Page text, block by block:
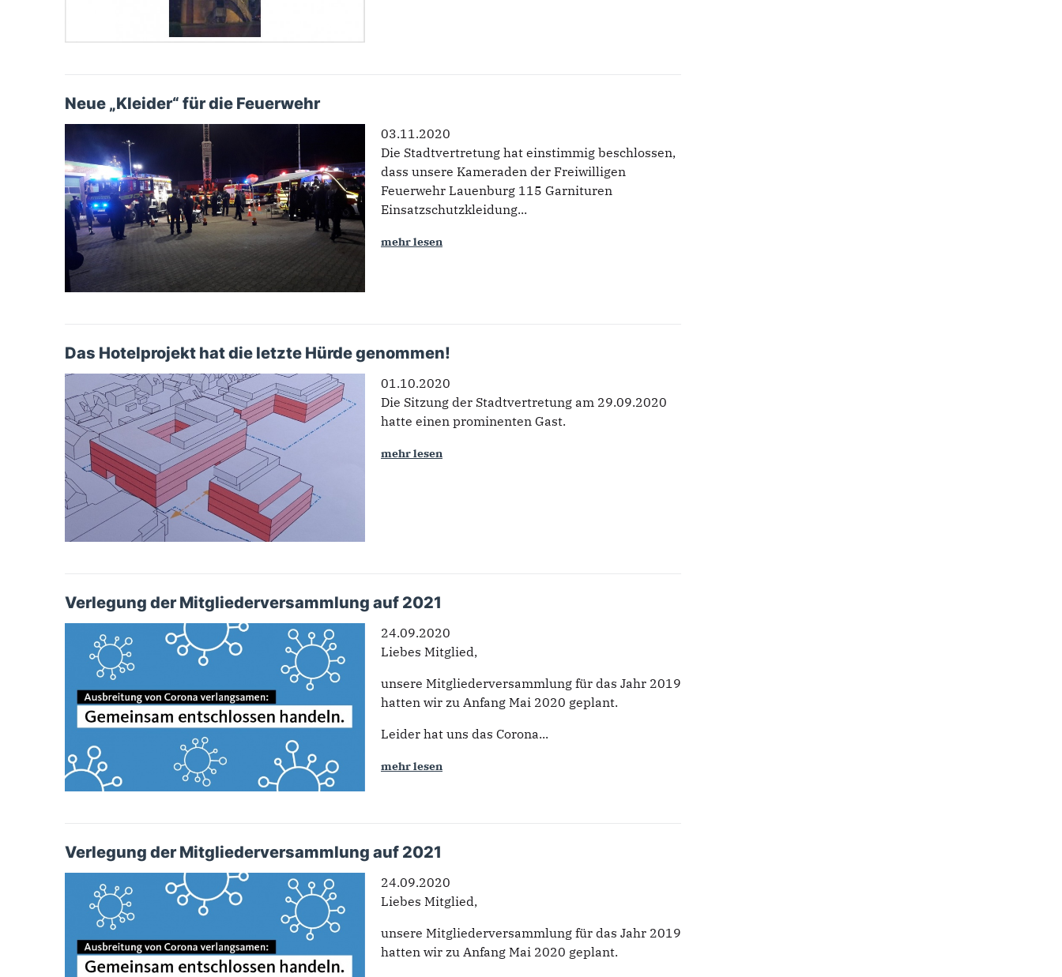
Neue „Kleider“ für die Feuerwehr
03.11.2020
Die Stadtvertretung hat einstimmig beschlossen,
dass unsere Kameraden der Freiwilligen
Feuerwehr Lauenburg 115 Garnituren
Einsatzschutzkleidung...
mehr lesen
Das Hotelprojekt hat die letzte Hürde genommen!
01.10.2020
Die Sitzung der Stadtvertretung am 29.09.2020
hatte einen prominenten Gast.
mehr lesen
Verlegung der Mitgliederversammlung auf 2021
24.09.2020
Liebes Mitglied,
unsere Mitgliederversammlung für das Jahr 2019
hatten wir zu Anfang Mai 2020 geplant.
Leider hat uns das Corona...
mehr lesen
Verlegung der Mitgliederversammlung auf 2021
24.09.2020
Liebes Mitglied,
unsere Mitgliederversammlung für das Jahr 2019
hatten wir zu Anfang Mai 2020 geplant.